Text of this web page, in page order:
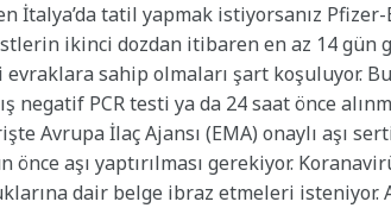
İtalya’da tatil yapmak istiyorsanız Pfizer-
ikinci dozdan itibaren en az 14 gün
evraklara sahip olmaları şart koşuluyor.
negatif PCR testi ya da 24 saat önce
Avrupa İlaç Ajansı (EMA) onaylı aşı
önce aşı yaptırılması gerekiyor.
dair belge ibraz etmeleri isteniyor.